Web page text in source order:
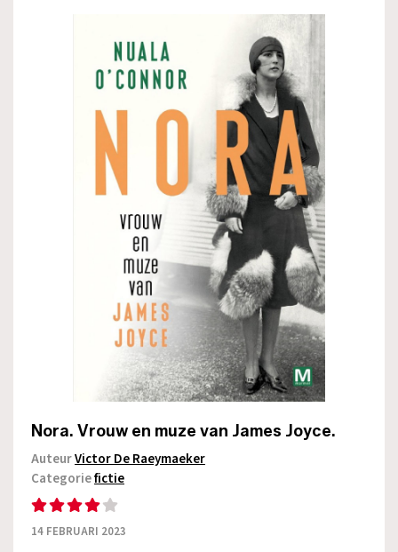
Nora. Vrouw en muze van James Joyce.
AuteurVictor De Raeymaeker
Categoriefictie
14 FEBRUARI 2023